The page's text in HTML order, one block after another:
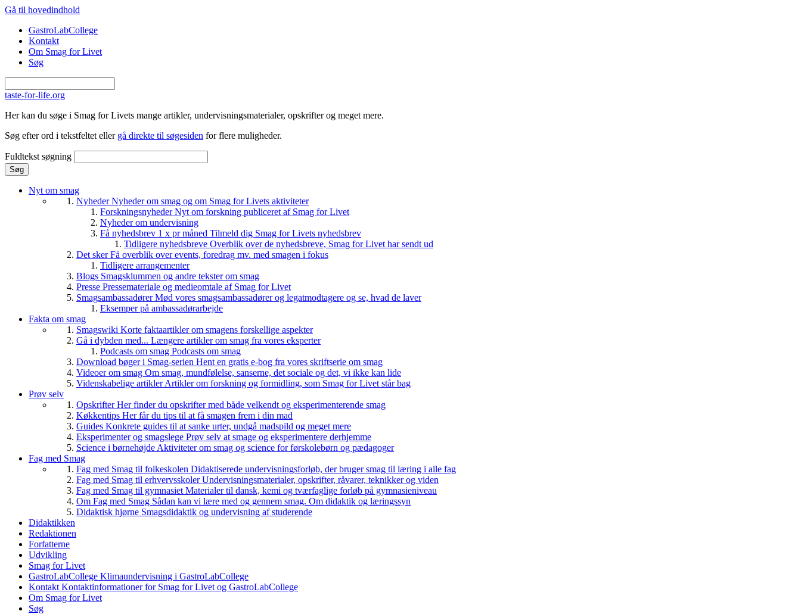
Gå til hovedindhold
GastroLabCollege
Kontakt
Om Smag for Livet
Søg
taste-for-life.org
Her kan du søge i Smag for Livets mange artikler, undervisningsmaterialer, opskrifter og meget mere.
Søg efter ord i tekstfeltet eller gå direkte til søgesiden for flere muligheder.
Fuldtekst søgning
Nyt om smag
NyhederNyheder om smag og om Smag for Livets aktiviteter
ForskningsnyhederNyt om forskning publiceret af Smag for Livet
Nyheder om undervisning
Få nyhedsbrev 1 x pr måned Tilmeld dig Smag for Livets nyhedsbrev
Tidligere nyhedsbreve Overblik over de nyhedsbreve, Smag for Livet har sendt ud
Det skerFå overblik over events, foredrag mv. med smagen i fokus
Tidligere arrangementer
Blogs Smagsklummen og andre tekster om smag
Presse Pressemateriale og medieomtale af Smag for Livet
SmagsambassadørerMød vores smagsambassadører og legatmodtagere og se, hvad de laver
Eksemper på ambassadørarbejde
Fakta om smag
Smagswiki Korte faktaartikler om smagens forskellige aspekter
Gå i dybden med... Længere artikler om smag fra vores eksperter
Podcasts om smag Podcasts om smag
Download bøger i Smag-serien Hent en gratis e-bog fra vores skriftserie om smag
Videoer om smag Om smag, mundfølelse, sanserne, det sociale og det, vi ikke kan lide
Videnskabelige artiklerArtikler om forskning og formidling, som Smag for Livet står bag
Prøv selv
OpskrifterHer finder du opskrifter med både velkendt og eksperimenterende smag
Køkkentips Her får du tips til at få smagen frem i din mad
Guides Konkrete guides til at sanke urter, undgå madspild og meget mere
Eksperimenter og smagslege Prøv selv at smage og eksperimentere derhjemme
Science i børnehøjde Aktiviteter om smag og science for førskolebørn og pædagoger
Fag med Smag
Fag med Smag til folkeskolen Didaktiserede undervisningsforløb, der bruger smag til læring i alle fag
Fag med Smag til erhvervsskolerUndervisningsmaterialer, opskrifter, råvarer, teknikker og viden
Fag med Smag til gymnasiet Materialer til dansk, kemi og tværfaglige forløb på gymnasieniveau
Om Fag med Smag Sådan kan vi lære med og gennem smag. Om didaktik og læringssyn
Didaktisk hjørne Smagsdidaktik og undervisning af studerende
Didaktikken
Redaktionen
Forfatterne
Udvikling
Smag for Livet
GastroLabCollege Klimaundervisning i GastroLabCollege
Kontakt Kontaktinformationer for Smag for Livet og GastroLabCollege
Om Smag for Livet
Søg